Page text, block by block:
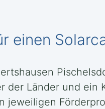
einen
der Länder und
jeweiligen